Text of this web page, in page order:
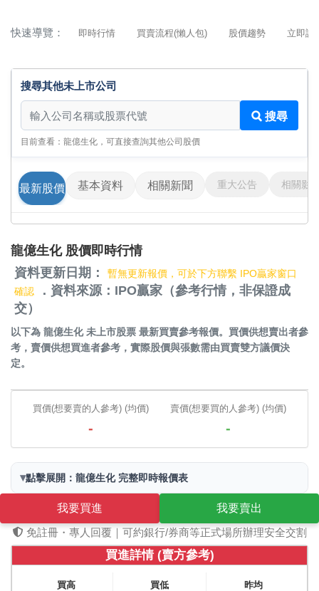
快速導覽： 即時行情 買賣流程(懶人包) 股價趨勢 立即詢
搜尋其他未上市公司
搜尋其他未上市公司
搜尋
目前查看：龍億生化，可直接查詢其他公司股價
最新股價 基本資料 相關新聞 重大公告 相關影
龍億生化 股價即時行情
資料更新日期：
暫無更新報價，可於下方聯繫 IPO贏家窗口
確認
．資料來源：IPO贏家（參考行情，非保證成
交）
以下為 龍億生化 未上市股票 最新買賣參考報價。買價供想賣出者參
考，賣價供想買進者參考，實際股價與張數需由買賣雙方議價決
定。
買價(想要賣的人參考) (均價)
-
賣價(想要買的人參考) (均價)
-
▾點擊展開：龍億生化 完整即時報價表
我要買進
我要賣出
免註冊・專人回覆｜可約銀行/券商等正式場所辦理安全交割
買進詳情 (賣方參考)
買高 買低 昨均